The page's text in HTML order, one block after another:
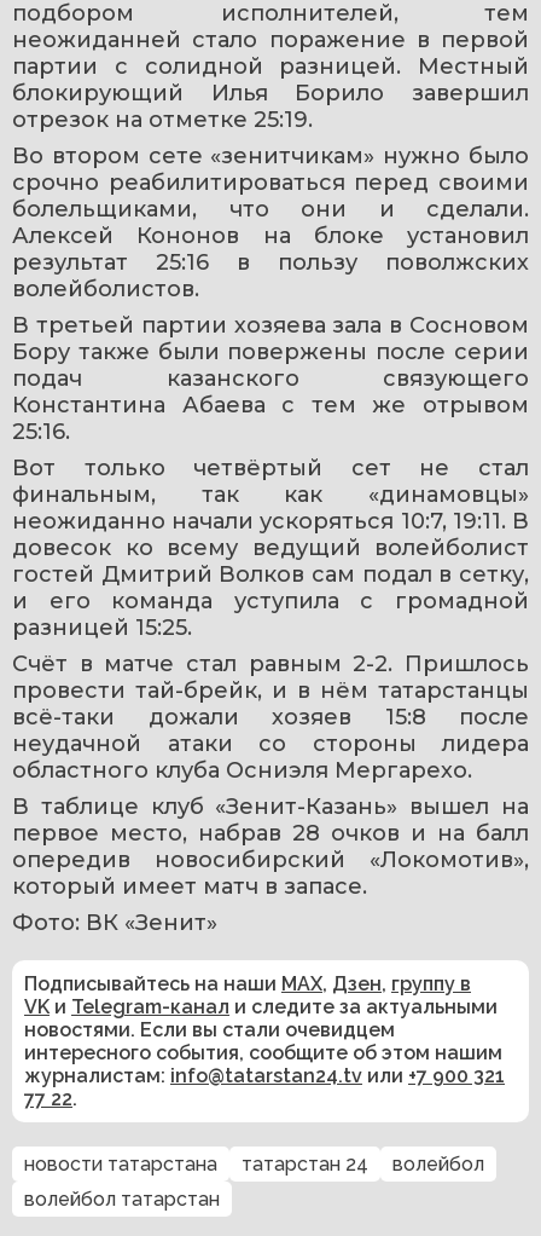
подбором исполнителей, тем
неожиданней стало поражение в первой
партии с солидной разницей. Местный
блокирующий Илья Борило завершил
отрезок на отметке 25:19.
Во втором сете «зенитчикам» нужно было
срочно реабилитироваться перед своими
болельщиками, что они и сделали.
Алексей Кононов на блоке установил
результат 25:16 в пользу поволжских
волейболистов.
В третьей партии хозяева зала в Сосновом
Бору также были повержены после серии
подач казанского связующего
Константина Абаева с тем же отрывом
25:16.
Вот только четвёртый сет не стал
финальным, так как «динамовцы»
неожиданно начали ускоряться 10:7, 19:11. В
довесок ко всему ведущий волейболист
гостей Дмитрий Волков сам подал в сетку,
и его команда уступила с громадной
разницей 15:25.
Счёт в матче стал равным 2-2. Пришлось
провести тай-брейк, и в нём татарстанцы
всё-таки дожали хозяев 15:8 после
неудачной атаки со стороны лидера
областного клуба Осниэля Мергарехо.
В таблице клуб «Зенит-Казань» вышел на
первое место, набрав 28 очков и на балл
опередив новосибирский «Локомотив»,
который имеет матч в запасе.
Фото: ВК «Зенит»
Подписывайтесь на наши MAX, Дзен, группу в
VK и Telegram-канал и следите за актуальными
новостями. Если вы стали очевидцем
интересного события, сообщите об этом нашим
журналистам: info@tatarstan24.tv или +7 900 321
77 22.
новости татарстана татарстан 24
волейбол
волейбол татарстан